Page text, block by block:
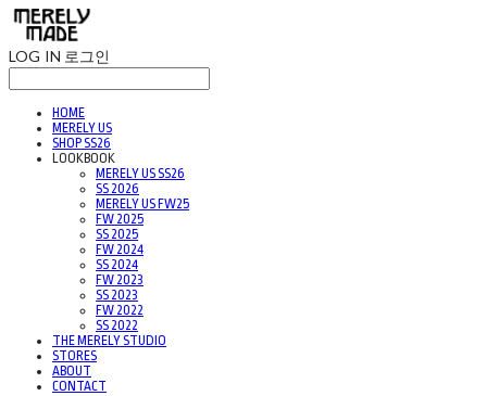
LOG IN 로그인
HOME
MERELY US
SHOP SS26
LOOKBOOK
MERELY US SS26
SS 2026
MERELY US FW25
FW 2025
SS 2025
FW 2024
SS 2024
FW 2023
SS 2023
FW 2022
SS 2022
THE MERELY STUDIO
STORES
ABOUT
CONTACT